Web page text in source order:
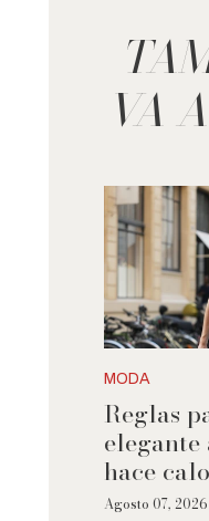
VA
MODA
Reglas
elegante
hace
Agosto 07, 2026